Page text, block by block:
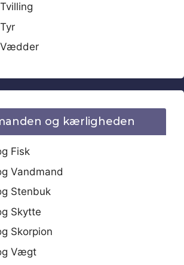
Vædder
og kærligheden
Fisk
Vandmand
Stenbuk
Skytte
Skorpion
Vægt